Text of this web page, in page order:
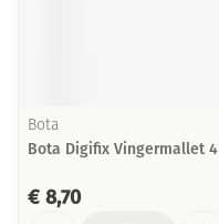
Bota
Bota Digifix Vingermallet 4
€ 8,70